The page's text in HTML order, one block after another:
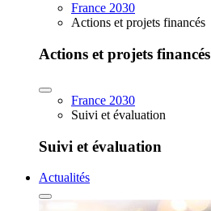
France 2030
Actions et projets financés
Actions et projets financés
France 2030
Suivi et évaluation
Suivi et évaluation
Actualités